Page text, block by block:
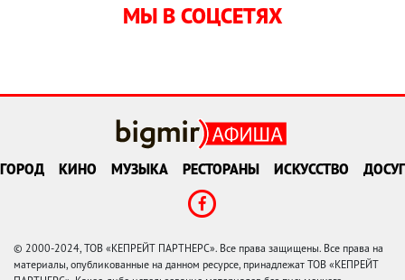
МЫ В СОЦСЕТЯХ
ГОРОД КИНО МУЗЫКА РЕСТОРАНЫ ИСКУССТВО ДОСУГ
© 2000-2024, ТОВ «КЕПРЕЙТ ПАРТНЕРС». Все права защищены. Все права на
материалы, опубликованные на данном ресурсе, принадлежат ТОВ «КЕПРЕЙТ